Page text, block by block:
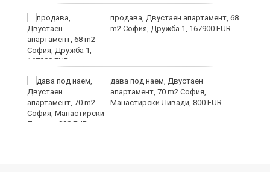
продава, Двустаен апартамент, 68
m2 София, Дружба 1, 167900 EUR
дава под наем, Двустаен
апартамент, 70 m2 София,
Манастирски Ливади, 800 EUR